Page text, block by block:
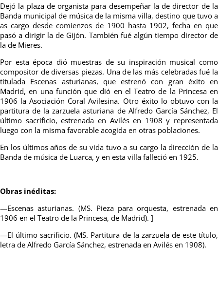
Dejó la plaza de organista para desempeñar la de director de la
Banda municipal de música de la misma villa, destino que tuvo a
as cargo desde comienzos de 1900 hasta 1902, fecha en que
pasó a dirigir la de Gijón. También fué algún tiempo director de
la de Mieres.
Por esta época dió muestras de su inspiración musical como
compositor de diversas piezas. Una de las más celebradas fué la
titulada Escenas asturianas, que estrenó con gran éxito en
Madrid, en una función que dió en el Teatro de la Princesa en
1906 la Asociación Coral Avilesina. Otro éxito lo obtuvo con la
partitura de la zarzuela asturiana de Alfredo García Sánchez, El
último sacrificio, estrenada en Avilés en 1908 y representada
luego con la misma favorable acogida en otras poblaciones.
En los últimos años de su vida tuvo a su cargo la dirección de la
Banda de música de Luarca, y en esta villa falleció en 1925.
Obras inéditas:
—Escenas asturianas. (MS. Pieza para orquesta, estrenada en
1906 en el Teatro de la Princesa, de Madrid). ]
—El último sacrificio. (MS. Partitura de la zarzuela de este título,
letra de Alfredo García Sánchez, estrenada en Avilés en 1908).